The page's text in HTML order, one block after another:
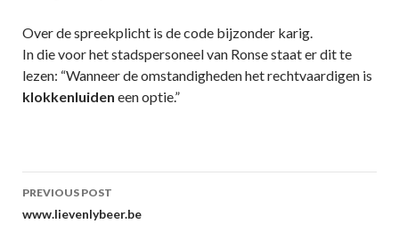
Over de spreekplicht is de code bijzonder karig.
In die voor het stadspersoneel van Ronse staat er dit te
lezen: “Wanneer de omstandigheden het rechtvaardigen is
klokkenluiden een optie.”
Post
navigation
PREVIOUS POST
www.lievenlybeer.be